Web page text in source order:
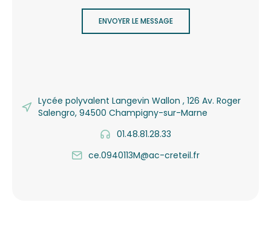
ENVOYER LE MESSAGE
Lycée polyvalent Langevin Wallon , 126 Av. Roger
Salengro, 94500 Champigny-sur-Marne
01.48.81.28.33
ce.0940113M@ac-creteil.fr